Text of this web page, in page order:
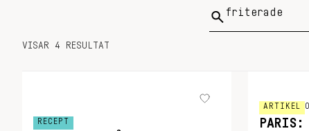
Sök
VISAR 4 RESULTAT
RECEPT
ARTIKEL
PARIS: